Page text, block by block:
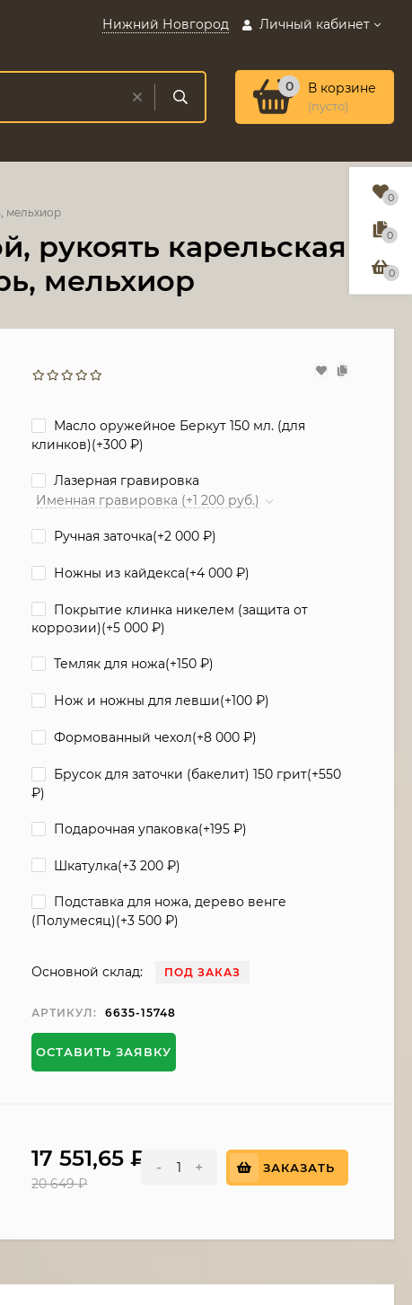
Нижний Новгород Личный кабинет
0 В корзине
(пусто)
мельхиор
рукоять карельская
мельхиор
Масло оружейное Беркут 150 мл. (для
клинков)(+300₽)
Лазерная гравировка
Именная гравировка (+1 200 руб.)
Ручная заточка(+2 000₽)
Ножны из кайдекса(+4 000₽)
Покрытие клинка никелем (защита от
коррозии)(+5 000₽)
Темляк для ножа(+150₽)
Нож и ножны для левши(+100₽)
Формованный чехол(+8 000₽)
Брусок для заточки (бакелит) 150 грит(+550
₽)
Подарочная упаковка(+195₽)
Шкатулка(+3 200₽)
Подставка для ножа, дерево венге
(Полумесяц)(+3 500₽)
Основной склад: ПОД ЗАКАЗ
АРТИКУЛ: 6635-15748
ОСТАВИТЬ ЗАЯВКУ
17 551,65₽
20 649₽
- + ЗАКАЗАТЬ
0
0
0